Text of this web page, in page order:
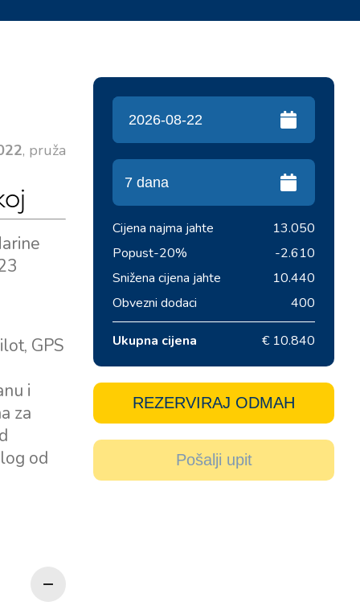
, pruža
GPS
i
za
od
Cijena najma jahte
13.050
Popust-20%
-2.610
Snižena cijena jahte
10.440
Obvezni dodaci
400
Ukupna cijena € 10.840
REZERVIRAJ ODMAH
Pošalji upit